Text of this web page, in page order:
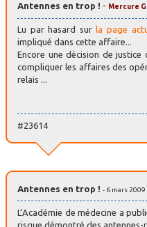
Antennes en trop ! - Mercure
Lu par hasard sur la page
impliqué dans cette affaire...
Encore une décision de
compliquer les affaires des
relais ...
#23614
Antennes en trop ! - 6 mars 2009
L’Académie de médecine a
risque démontré des antennes-